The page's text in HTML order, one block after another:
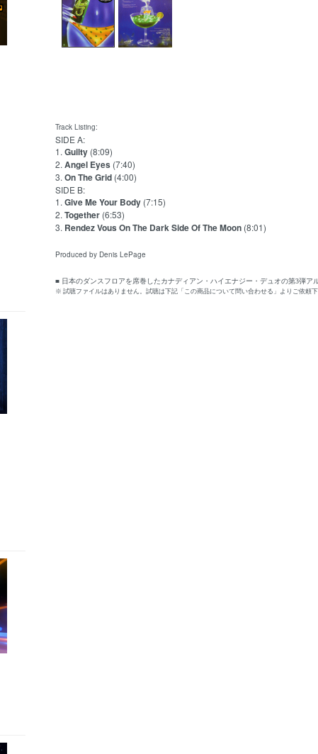
Track Listing:
SIDE A:
1. Guilty (8:09)
2. Angel Eyes (7:40)
3. On The Grid (4:00)
SIDE B:
1. Give Me Your Body (7:15)
2. Together (6:53)
3. Rendez Vous On The Dark Side Of The Moon (8:01)
Produced by Denis LePage
■ 日本のダンスフロアを席巻したカナディアン・ハイエナジー・デュオの第3弾ア
※ 試聴ファイルはありません。試聴は下記「この商品について問い合わせる」よりご依頼下